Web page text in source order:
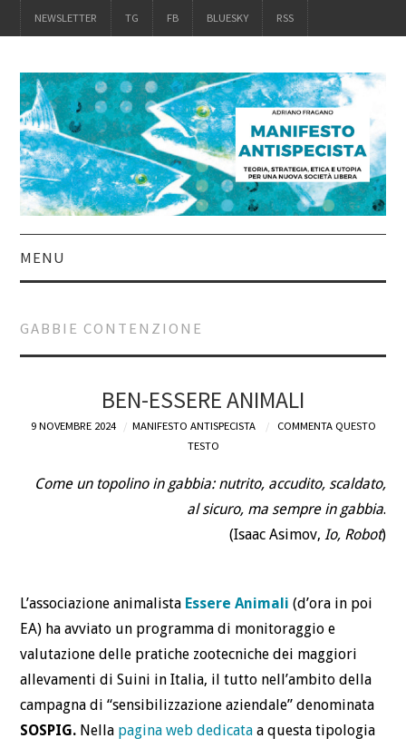
NEWSLETTER TG FB BLUESKY RSS
MENU
ACQUISTALO
CHI
GABBIE CONTENZIONE
BEN-ESSERE ANIMALI
9 NOVEMBRE 2024 MANIFESTO ANTISPECISTA
COMMENTA QUESTO
TESTO
Come un topolino in gabbia: nutrito, accudito, scaldato,
al sicuro, ma sempre in gabbia.
(Isaac Asimov, Io, Robot)
L’associazione animalista Essere Animali (d’ora in poi
EA) ha avviato un programma di monitoraggio e
valutazione delle pratiche zootecniche dei maggiori
allevamenti di Suini in Italia, il tutto nell’ambito della
campagna di “sensibilizzazione aziendale” denominata
SOSPIG. Nella pagina web dedicata a questa tipologia